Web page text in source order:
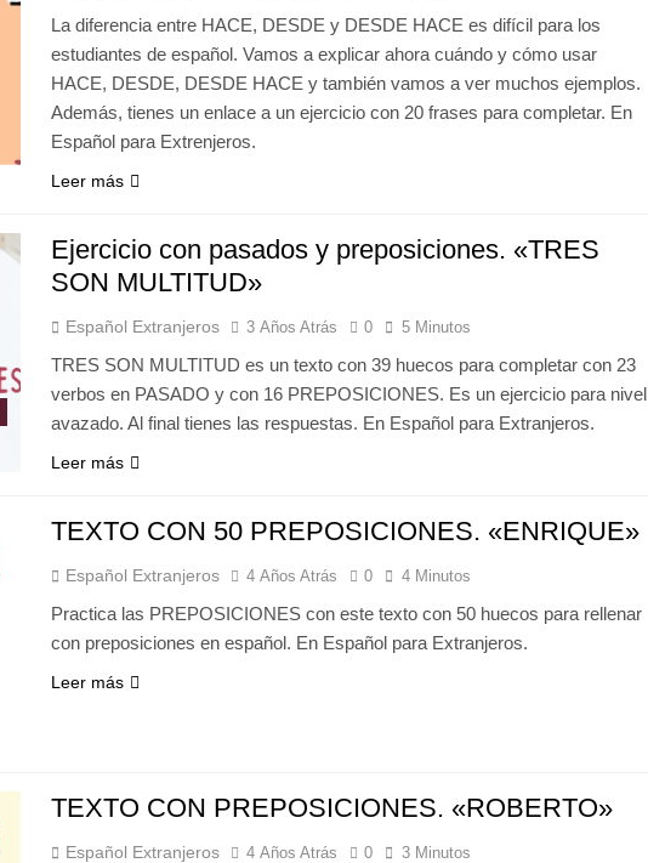
La diferencia entre HACE, DESDE y DESDE HACE es difícil para los
estudiantes de español. Vamos a explicar ahora cuándo y cómo usar
HACE, DESDE, DESDE HACE y también vamos a ver muchos ejemplos.
Además, tienes un enlace a un ejercicio con 20 frases para completar. En
Español para Extrenjeros.
Leer más
Ejercicio con pasados y preposiciones. «TRES
SON MULTITUD»
Español Extranjeros 3 Años Atrás 0 5 Minutos
TRES SON MULTITUD es un texto con 39 huecos para completar con 23
verbos en PASADO y con 16 PREPOSICIONES. Es un ejercicio para nivel
avazado. Al final tienes las respuestas. En Español para Extranjeros.
Leer más
TEXTO CON 50 PREPOSICIONES. «ENRIQUE»
Español Extranjeros 4 Años Atrás 0 4 Minutos
Practica las PREPOSICIONES con este texto con 50 huecos para rellenar
con preposiciones en español. En Español para Extranjeros.
Leer más
TEXTO CON PREPOSICIONES. «ROBERTO»
Español Extranjeros 4 Años Atrás 0 3 Minutos